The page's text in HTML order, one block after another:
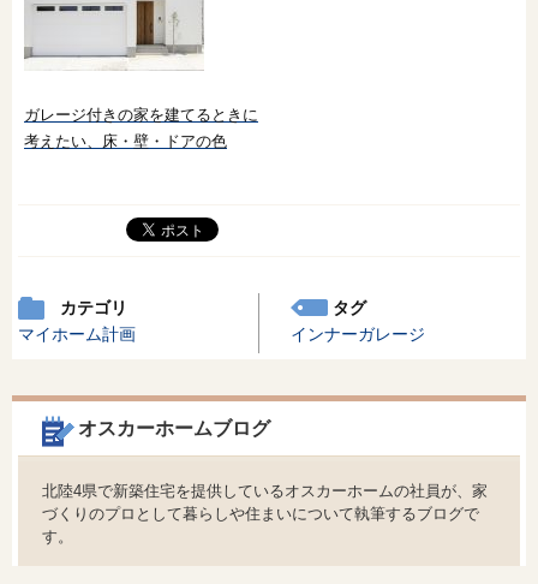
ガレージ付きの家を建てるときに
考えたい、床・壁・ドアの色
カテゴリ
マイホーム計画
タグ
インナーガレージ
オスカーホームブログ
北陸4県で新築住宅を提供しているオスカーホームの社員が、家
づくりのプロとして暮らしや住まいについて執筆するブログで
す。